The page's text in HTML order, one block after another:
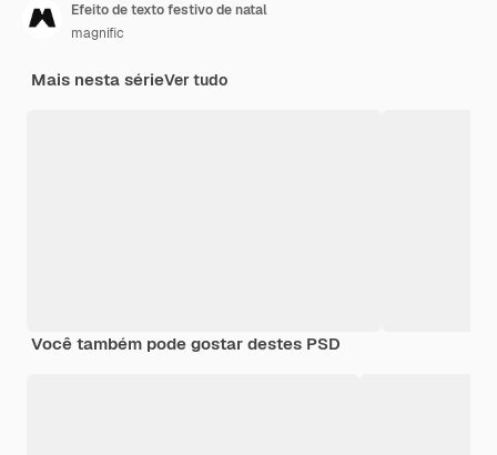
Efeito de texto festivo de natal
magnific
Mais nesta sérieVer tudo
Você também pode gostar destes PSD